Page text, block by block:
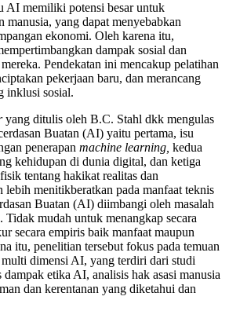
AI memiliki potensi besar untuk
manusia, yang dapat menyebabkan
ekonomi. Oleh karena itu,
dampak sosial dan
Pendekatan ini mencakup pelatihan
pekerjaan baru, dan merancang
inklusi sosial.
yang ditulis oleh B.C. Stahl dkk mengulas
Buatan (AI) yaitu pertama, isu
penerapan machine learning, kedua
kehidupan di dunia digital, dan ketiga
tentang hakikat realitas dan
lebih menitikberatkan pada manfaat teknis
Buatan (AI) diimbangi oleh masalah
Tidak mudah untuk menangkap secara
secara empiris baik manfaat maupun
itu, penelitian tersebut fokus pada temuan
dimensi AI, yang terdiri dari studi
dampak etika AI, analisis hak asasi manusia
dan kerentanan yang diketahui dan